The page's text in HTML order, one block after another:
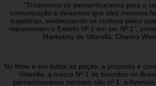
“Trouxemos os pernambucanos para o
comunicação e deixamos que eles mesmos
trajetórias, evidenciando os motivos pelos
representam o Estado Nº 1 em ser Nº 1”,
Marketing de Vitarella, Charles
No filme e em todas as peças, a proposta é
Vitarella, a marca Nº 1 de biscoitos no
pernambucanos também são nº 1: a